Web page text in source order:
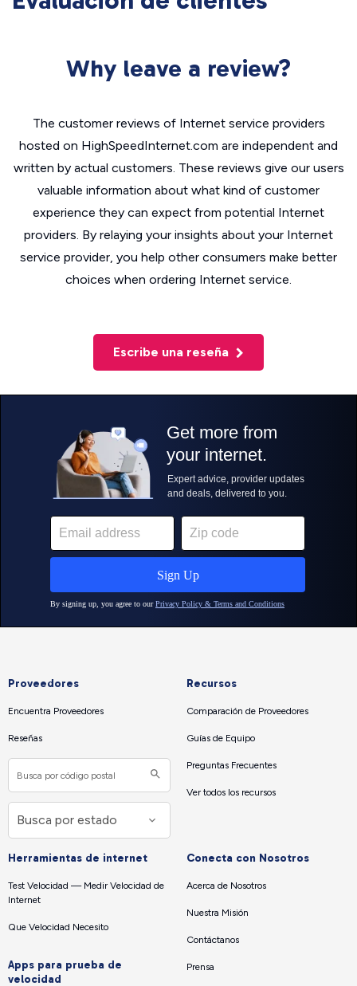
Why leave a review?
The customer reviews of Internet service providers
hosted on HighSpeedInternet.com are independent and
written by actual customers. These reviews give our users
valuable information about what kind of customer
experience they can expect from potential Internet
providers. By relaying your insights about your Internet
service provider, you help other consumers make better
choices when ordering Internet service.
Escribe una reseña
Proveedores
Encuentra Proveedores
Reseñas
Recursos
Comparación de Proveedores
Guías de Equipo
Preguntas Frecuentes
Ver todos los recursos
Herramientas de internet
Test Velocidad — Medir Velocidad de
Internet
Que Velocidad Necesito
Apps para prueba de
velocidad
Conecta con Nosotros
Acerca de Nosotros
Nuestra Misión
Contáctanos
Prensa